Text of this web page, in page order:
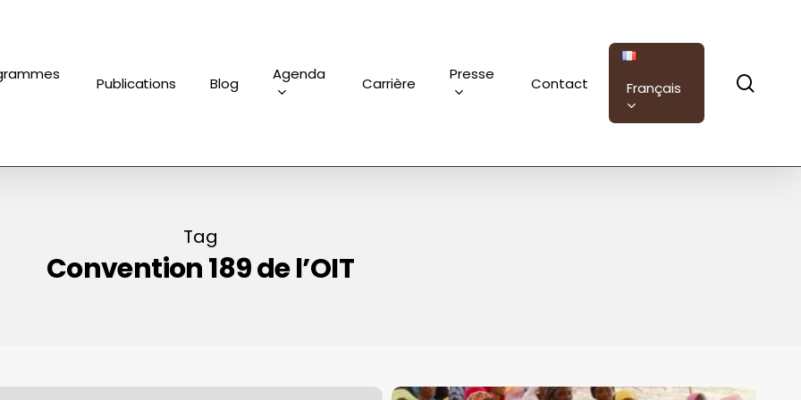
Publications Blog Agenda Carrière Presse Contact Français
Tag
Convention 189 de l’OIT